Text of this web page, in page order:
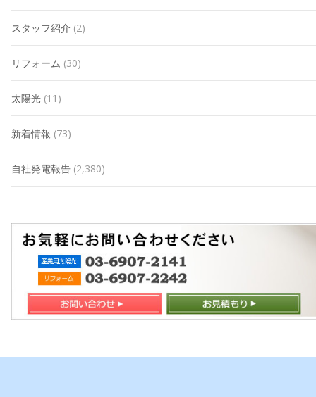
スタッフ紹介 (2)
リフォーム (30)
太陽光 (11)
新着情報 (73)
自社発電報告 (2,380)